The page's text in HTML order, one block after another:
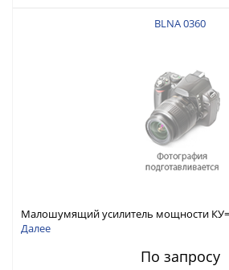
BLNA 0360
Малошумящий усилитель мощности
дБм (P1дБ)
Далее
По запросу